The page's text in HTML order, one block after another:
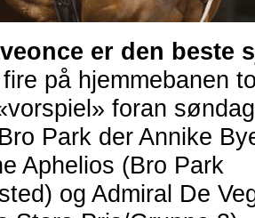
er den beste
på hjemmebanen
foran
Park der Annike
Aphelios (Bro Park
og Admiral De